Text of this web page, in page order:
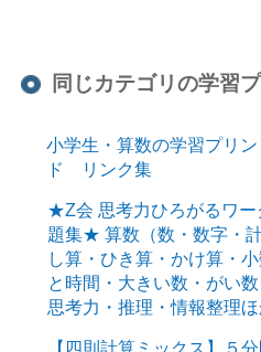
同じカテゴリの学習
小学生・算数の学習プリ
ド リンク集
★Z会 思考力ひろがるワー
題集★ 算数（数・数字・
し算・ひき算・かけ算・
と時間・大きい数・がい
思考力・推理・情報整理ほ
【四則計算ミックス】５